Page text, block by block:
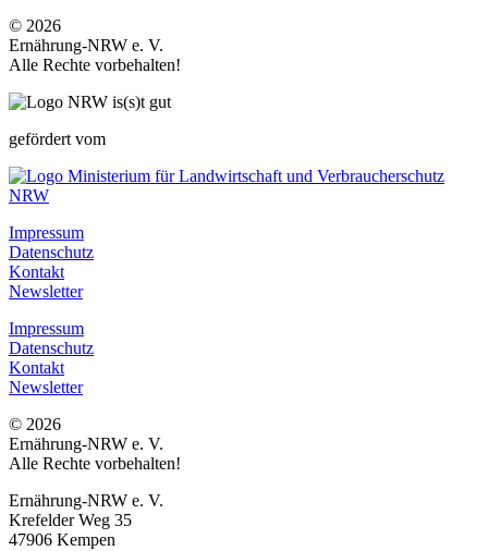
© 2026
Ernährung-NRW e. V.
Alle Rechte vorbehalten!
gefördert vom
Impressum
Datenschutz
Kontakt
Newsletter
Impressum
Datenschutz
Kontakt
Newsletter
© 2026
Ernährung-NRW e. V.
Alle Rechte vorbehalten!
Ernährung-NRW e. V.
Krefelder Weg 35
47906 Kempen